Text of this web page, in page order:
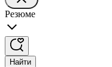
Резюме
Найти